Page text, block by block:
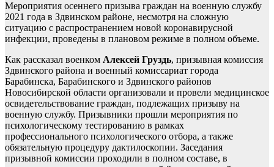
Мероприятия осеннего призыва граждан на военную службу
2021 года в Здвинском районе, несмотря на сложную
ситуацию с распространением новой коронавирусной
инфекции, проведены в плановом режиме в полном объеме.
Как рассказал военком Алексей Груздь, призывная комиссия
Здвинского района и военный комиссариат города
Барабинска, Барабинского и Здвинского районов
Новосибирской области организовали и провели медицинское
освидетельствование граждан, подлежащих призыву на
военную службу. Призывники прошли мероприятия по
психологическому тестированию в рамках
профессионального психологического отбора, а также
обязательную процедуру дактилоскопии. Заседания
призывной комиссии проходили в полном составе, в